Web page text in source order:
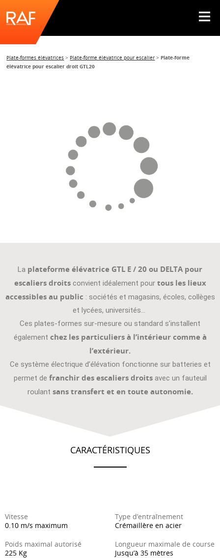
Plate-formes élévatrices > Plate-forme élévatrice pour escalier > Plate-forme
élévatrice pour escalier droit GTL20
DELTA POUR ESCALIER DROIT
DEMANDE DE RAPPEL
DEMANDE DE DEVIS
SAV 7j/7 365 jours par an
TVA5,5%
Crédit d’impôt & financement
Région Rhône-Alpes
Toutes les plateformes pour escaliers
La plateforme élévatrice GTL E / 20 ou DELTA pour
escaliers droitsconvient idéalement pour tous les lieux
accessibles au public : sociétés et magasins, écoles, collèges
et lycées, universités…
Ces plates-formes sur-mesure ou standard s’installent
également chez les particuliers à l’intérieur comme à
l’extérieur.
Ce système électrique d’élévation fonctionne sur batteries et
permet de franchir des escaliers droits avec un fauteuil
roulant sans transfert et en toute autonomie.
CARACTÉRISTIQUES
Vitesse
0.10 m/s maximum
Poids maximal autorisé
225 Kg
Type d’entraînement
Crémaillère en acier
Longueur maximale de course
Jusqu’à 35 mètres